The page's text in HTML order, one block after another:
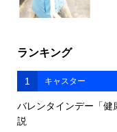
ランキング
1 キャスター
バレンタインデー「健
説